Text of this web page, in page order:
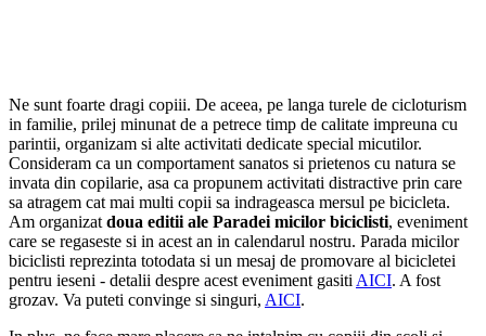
Ne sunt foarte dragi copiii. De aceea, pe langa turele de cicloturism
in familie, prilej minunat de a petrece timp de calitate impreuna cu
parintii, organizam si alte activitati dedicate special micutilor.
Consideram ca un comportament sanatos si prietenos cu natura se
invata din copilarie, asa ca propunem activitati distractive prin care
sa atragem cat mai multi copii sa indrageasca mersul pe bicicleta.
Am organizat doua editii ale Paradei micilor biciclisti, eveniment
care se regaseste si in acest an in calendarul nostru. Parada micilor
biciclisti reprezinta totodata si un mesaj de promovare al bicicletei
pentru ieseni - detalii despre acest eveniment gasiti AICI. A fost
grozav. Va puteti convinge si singuri, AICI.